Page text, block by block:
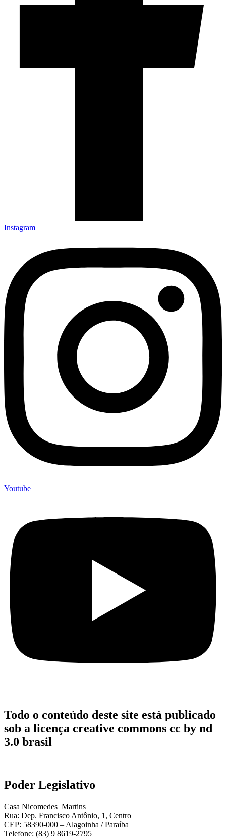
Instagram
Youtube
Todo o conteúdo deste site está publicado
sob a licença creative commons cc by nd
3.0 brasil
Poder Legislativo
Casa Nicomedes Martins
Rua: Dep. Francisco Antônio, 1, Centro
CEP: 58390-000 – Alagoinha / Paraíba
Telefone: (83) 9 8619-2795